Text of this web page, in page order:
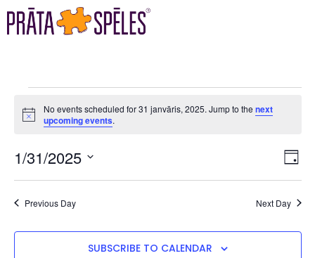
Notice
No events scheduled for 31 janvāris, 2025. Jump to the next
upcoming events.
DAY
1/31/2025
Previous Day Next Day
SUBSCRIBE TO CALENDAR